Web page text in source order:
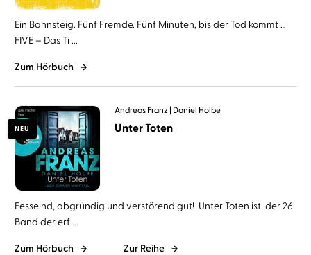
Ein Bahnsteig. Fünf Fremde. Fünf Minuten, bis der Tod kommt …
FIVE – Das Ti ...
Zum Hörbuch
NEU
Andreas Franz Daniel Holbe
Unter Toten
Fesselnd, abgründig und verstörend gut! Unter Toten ist der 26.
Band der erf ...
Zum Hörbuch Zur Reihe